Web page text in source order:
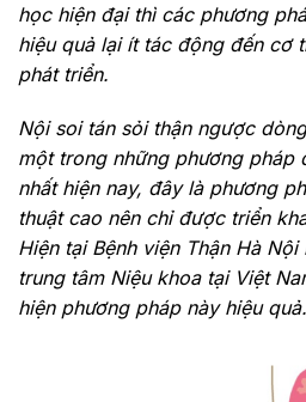
học hiện đại thì các phương
hiệu quả lại ít tác động đến cơ
phát triển.
Nội soi tán sỏi thận ngược
một trong những phương pháp
nhất hiện nay, đây là phương
thuật cao nên chỉ được triển
Hiện tại Bệnh viện Thận Hà
trung tâm Niệu khoa tại Việt
hiện phương pháp này hiệu quả.